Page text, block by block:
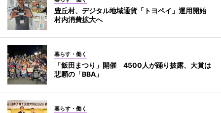
豊丘村、デジタル地域通貨「トヨペイ」運用開始
村内消費拡大へ
暮らす・働く
「飯田まつり」開催 4500人が踊り披露、大賞は
悲願の「BBA」
暮らす・働く